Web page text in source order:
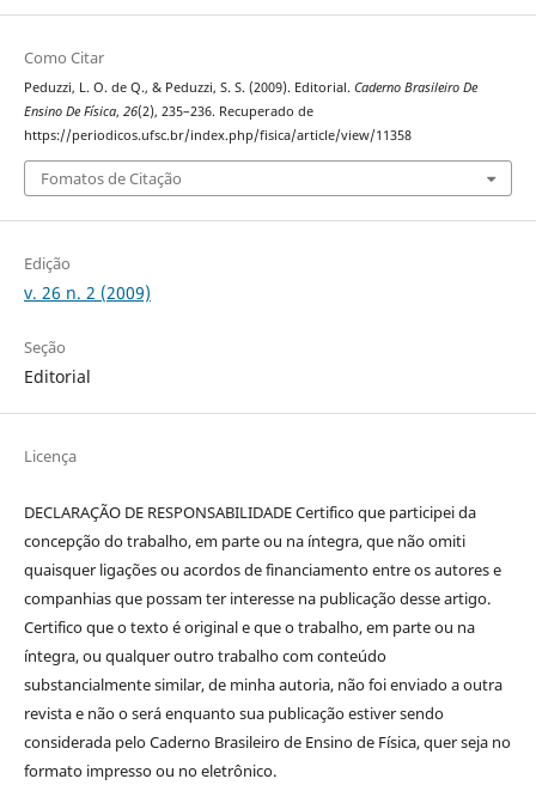
Como Citar
Peduzzi, L. O. de Q., & Peduzzi, S. S. (2009). Editorial. Caderno Brasileiro De
Ensino De Física, 26(2), 235–236. Recuperado de
https://periodicos.ufsc.br/index.php/fisica/article/view/11358
Fomatos de Citação
Edição
v. 26 n. 2 (2009)
Seção
Editorial
Licença
DECLARAÇÃO DE RESPONSABILIDADE Certifico que participei da
concepção do trabalho, em parte ou na íntegra, que não omiti
quaisquer ligações ou acordos de financiamento entre os autores e
companhias que possam ter interesse na publicação desse artigo.
Certifico que o texto é original e que o trabalho, em parte ou na
íntegra, ou qualquer outro trabalho com conteúdo
substancialmente similar, de minha autoria, não foi enviado a outra
revista e não o será enquanto sua publicação estiver sendo
considerada pelo Caderno Brasileiro de Ensino de Física, quer seja no
formato impresso ou no eletrônico.